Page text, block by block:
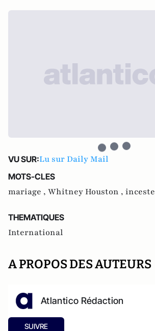
VU SUR:Lu sur Daily Mail
MOTS-CLES
mariage , Whitney Houston , inceste
THEMATIQUES
International
A PROPOS DES AUTEURS
Atlantico Rédaction
SUIVRE